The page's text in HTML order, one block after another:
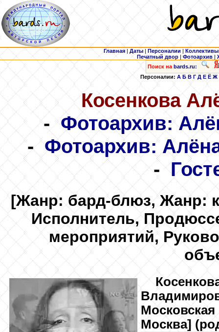
Главная | Даты | Персоналии | Коллективы
Печатный двор |Фотоархив |
Поиск на bards.ru:
Персоналии: А Б В Г Д Е Ё Ж
Косенкова
-Фотоархив:
-Фотоархив:
-
[Жанр: бард-блюз, Жанр:
Исполнитель,
мероприятий,
Московская
Москва]